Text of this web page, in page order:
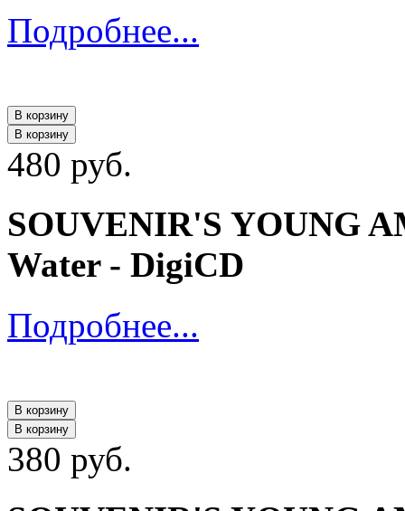
Подробнее...
В корзину
В корзину
480 руб.
SOUVENIR'S YOUNG
Water - DigiCD
Подробнее...
В корзину
В корзину
380 руб.